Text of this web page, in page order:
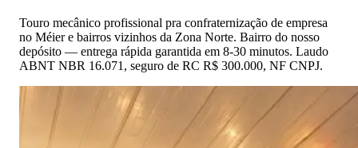
Touro mecânico profissional pra confraternização de empresa
no Méier e bairros vizinhos da Zona Norte. Bairro do nosso
depósito — entrega rápida garantida em 8-30 minutos. Laudo
ABNT NBR 16.071, seguro de RC R$ 300.000, NF CNPJ.